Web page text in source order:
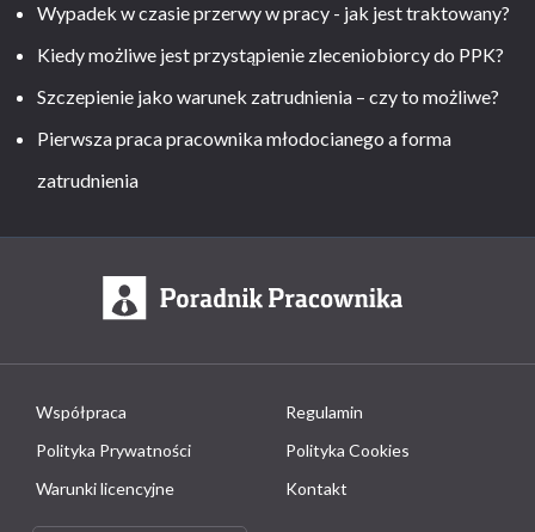
Wypadek w czasie przerwy w pracy - jak jest traktowany?
Kiedy możliwe jest przystąpienie zleceniobiorcy do PPK?
Szczepienie jako warunek zatrudnienia – czy to możliwe?
Pierwsza praca pracownika młodocianego a forma
zatrudnienia
Współpraca
Regulamin
Polityka Prywatności
Polityka Cookies
Warunki licencyjne
Kontakt